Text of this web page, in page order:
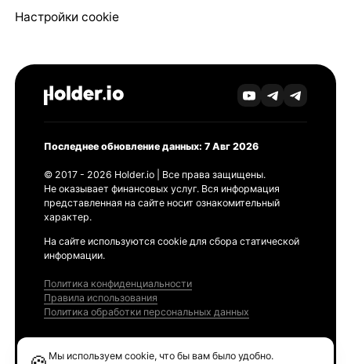
Настройки cookie
Последнее обновление данных: 7 Авг 2026
© 2017 - 2026 Holder.io | Все права защищены.
Не оказывает финансовых услуг. Вся информация
представленная на сайте носит ознакомительный
характер.
На сайте используются cookie для сбора статической
информации.
Политика конфиденциальности
Правила использования
Политика обработки персональных данных
Мы используем cookie, что бы вам было удобно.